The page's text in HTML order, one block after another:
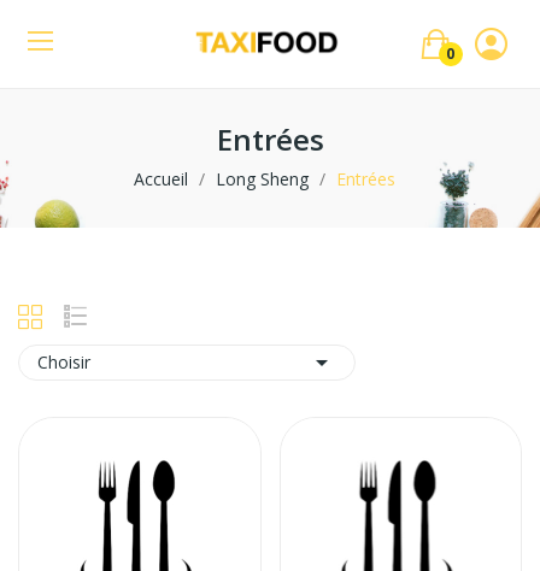
0
Entrées
Accueil Long Sheng Entrées
Choisir 